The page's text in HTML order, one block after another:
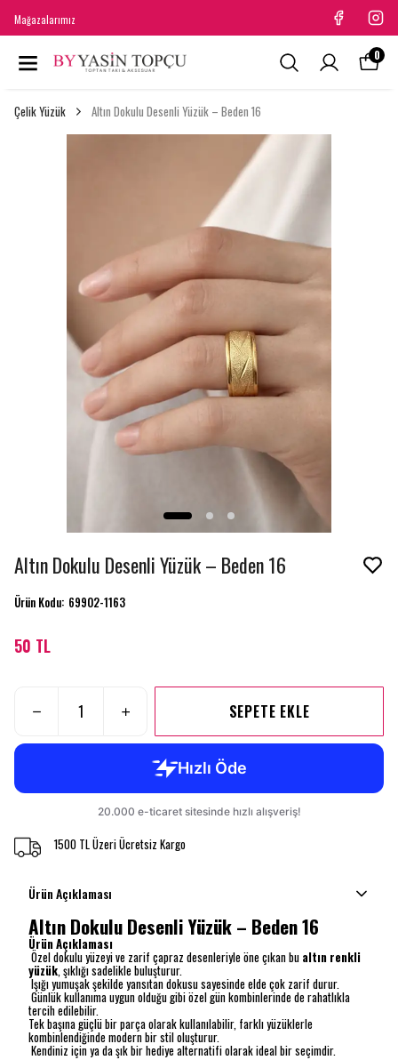
Mağazalarımız
0
Çelik Yüzük Altın Dokulu Desenli Yüzük – Beden 16
Altın Dokulu Desenli Yüzük – Beden 16
Ürün Kodu: 69902-1163
50 TL
SEPETE EKLE
1500 TL Üzeri Ücretsiz Kargo
Ürün Açıklaması
Altın Dokulu Desenli Yüzük – Beden 16
Ürün Açıklaması
Özel dokulu yüzeyi ve zarif çapraz desenleriyle öne çıkan bu altın renkli
yüzük, şıklığı sadelikle buluşturur.
Işığı yumuşak şekilde yansıtan dokusu sayesinde elde çok zarif durur.
Günlük kullanıma uygun olduğu gibi özel gün kombinlerinde de rahatlıkla
tercih edilebilir.
Tek başına güçlü bir parça olarak kullanılabilir, farklı yüzüklerle
kombinlendiğinde modern bir stil oluşturur.
Kendiniz için ya da şık bir hediye alternatifi olarak ideal bir seçimdir.